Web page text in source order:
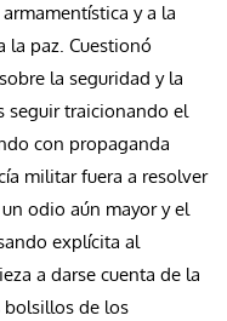
y a la
la paz. Cuestionó
la seguridad y la
seguir traicionando el
con propaganda
militar fuera a resolver
odio aún mayor y el
explícita al
a darse cuenta de la
bolsillos de los